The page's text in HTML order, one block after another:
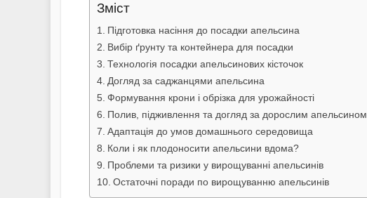
Зміст
Підготовка насіння до посадки апельсина
Вибір ґрунту та контейнера для посадки
Технологія посадки апельсинових кісточок
Догляд за саджанцями апельсина
Формування крони і обрізка для урожайності
Полив, підживлення та догляд за дорослим апельсином
Адаптація до умов домашнього середовища
Коли і як плодоносити апельсини вдома?
Проблеми та ризики у вирощуванні апельсинів
Остаточні поради по вирощуванню апельсинів